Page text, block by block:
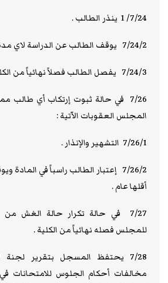
7/24/ 1 ينذر الطالب .
7/24/2 يوقف الطالب عن الدراسة لاي مدة يقررها المجلس .
7/24/3 يفصل الطالب فصلاً نهائياً من الكلية .
7/26 في حالة ثبوت إرتكاب أي
المجلس العقوبات الآتية :
7/26/1 التشهير والإنذار .
7/26/2 إعتبار الطالب راسباً في
أقلها عام .
7/27 في حالة تكرار حالة الغش
للمجلس فصله نهائياً من الكلية .
7/28 يحتفظ المسجل بتقرير
مخالفات أحكام الجلوس